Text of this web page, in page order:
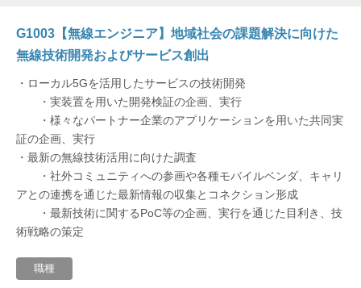
G1003【無線エンジニア】地域社会の課題解決に向けた
無線技術開発およびサービス創出
・ローカル5Gを活用したサービスの技術開発
・実装置を用いた開発検証の企画、実行
・様々なパートナー企業のアプリケーションを用いた共同実
証の企画、実行
・最新の無線技術活用に向けた調査
・社外コミュニティへの参画や各種モバイルベンダ、キャリ
アとの連携を通じた最新情報の収集とコネクション形成
・最新技術に関するPoC等の企画、実行を通じた目利き、技
術戦略の策定
職種